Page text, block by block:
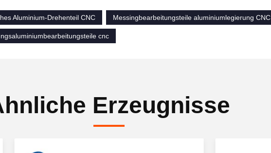
Aluminium-Drehenteil CNC Messingbearbeitungsteile aluminiumlegierung CNC
cnc
Erzeugnisse